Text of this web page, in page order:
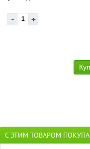
С ЭТИМ ТОВАРОМ